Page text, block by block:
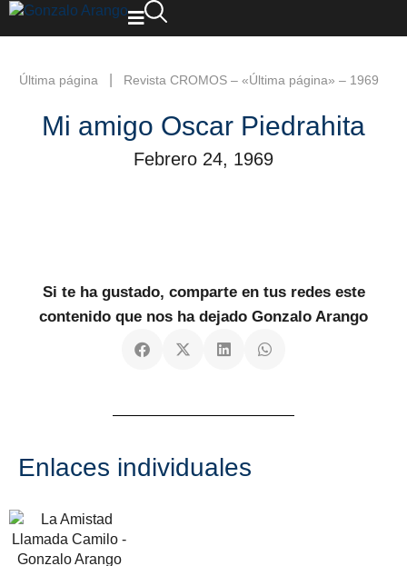
Última página Revista CROMOS – «Última página» – 1969
Mi amigo Oscar Piedrahita
Febrero 24, 1969
Si te ha gustado, comparte en tus redes este
contenido que nos ha dejado Gonzalo Arango
Enlaces individuales